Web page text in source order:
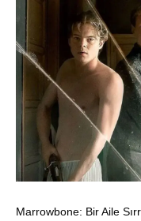
Marrowbone: Bir Aile